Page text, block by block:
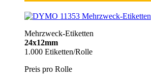
Mehrzweck-Etiketten
24x12mm
1.000 Etiketten/Rolle
Preis pro Rolle